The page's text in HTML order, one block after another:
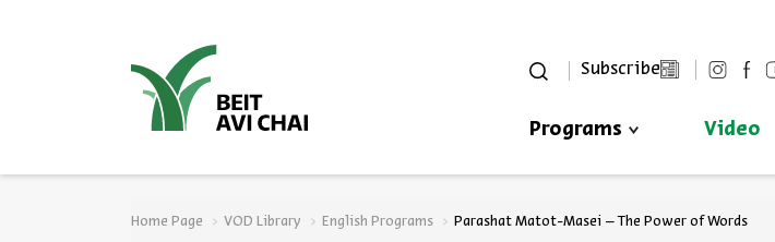
Subscribe
Programs Video
Home Page VOD Library English Programs Parashat Matot-Masei – The Power of Words
Always be in
BEIT AVI